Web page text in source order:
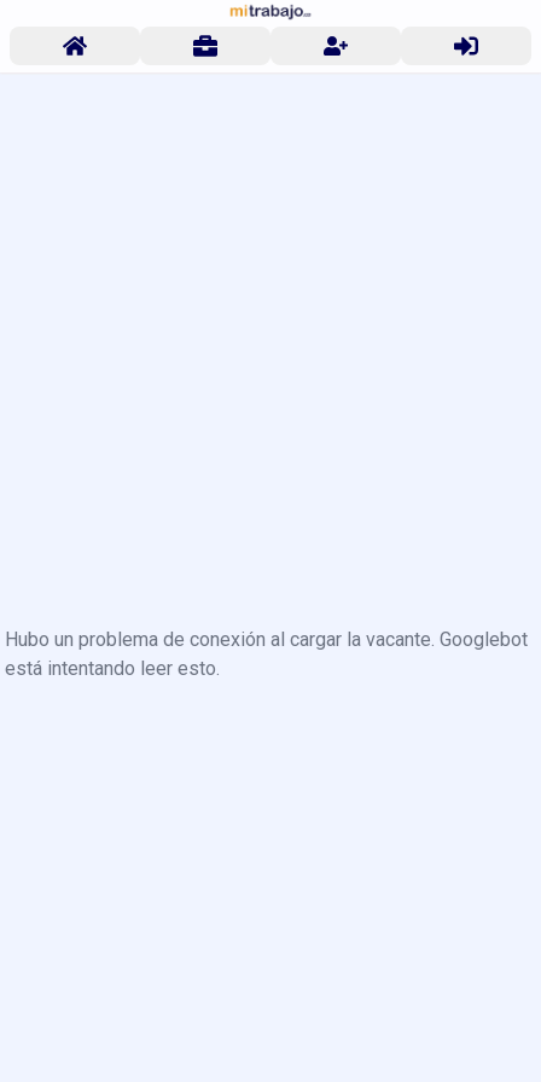
Hubo un problema de conexión al cargar la vacante. Googlebot
está intentando leer esto.